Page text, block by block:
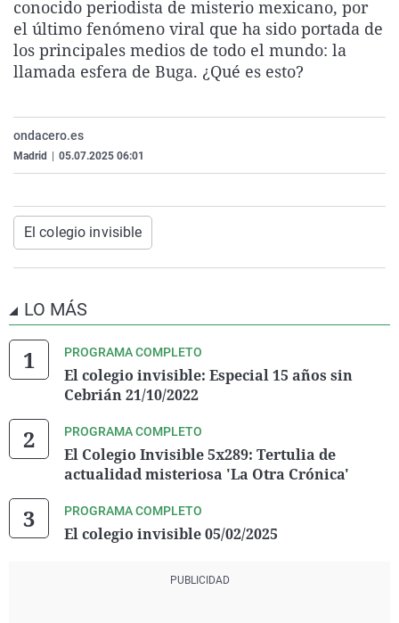
La rosa de los vientos
Gente viajera
Como el perro y el
Caso
Retornados
Equipo de
Extremadura
Galicia
La Rioja
Virales
Televisión
Elecciones
conocido periodista de misterio mexicano, por
el último fenómeno viral que ha sido portada de
los principales medios de todo el mundo: la
llamada esfera de Buga. ¿Qué es esto?
ondacero.es
Madrid 05.07.2025 06:01
El colegio invisible
LO MÁS
PROGRAMA COMPLETO
El colegio invisible: Especial 15 años sin
Cebrián 21/10/2022
PROGRAMA COMPLETO
El Colegio Invisible 5x289: Tertulia de
actualidad misteriosa 'La Otra Crónica'
PROGRAMA COMPLETO
El colegio invisible 05/02/2025